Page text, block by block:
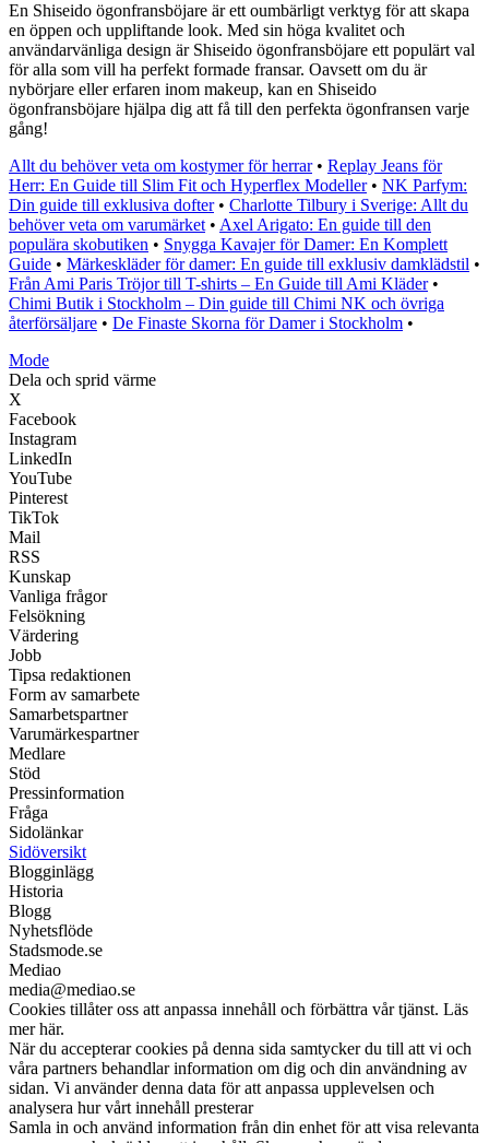
En Shiseido ögonfransböjare är ett oumbärligt verktyg för att skapa
en öppen och uppliftande look. Med sin höga kvalitet och
användarvänliga design är Shiseido ögonfransböjare ett populärt val
för alla som vill ha perfekt formade fransar. Oavsett om du är
nybörjare eller erfaren inom makeup, kan en Shiseido
ögonfransböjare hjälpa dig att få till den perfekta ögonfransen varje
gång!
Allt du behöver veta om kostymer för herrar• Replay Jeans för
Herr: En Guide till Slim Fit och Hyperflex Modeller• NK Parfym:
Din guide till exklusiva dofter• Charlotte Tilbury i Sverige: Allt du
behöver veta om varumärket • Axel Arigato: En guide till den
populära skobutiken • Snygga Kavajer för Damer: En Komplett
Guide • Märkeskläder för damer: En guide till exklusiv damklädstil •
Från Ami Paris Tröjor till T-shirts – En Guide till Ami Kläder•
Chimi Butik i Stockholm – Din guide till Chimi NK och övriga
återförsäljare • De Finaste Skorna för Damer i Stockholm •
Mode
Dela och sprid värme
X
Facebook
Instagram
LinkedIn
YouTube
Pinterest
TikTok
Mail
RSS
Kunskap
Vanliga frågor
Felsökning
Värdering
Jobb
Tipsa redaktionen
Form av samarbete
Samarbetspartner
Varumärkespartner
Medlare
Stöd
Pressinformation
Fråga
Sidolänkar
Sidöversikt
Blogginlägg
Historia
Blogg
Nyhetsflöde
Stadsmode.se
Mediao
media@mediao.se
Cookies tillåter oss att anpassa innehåll och förbättra vår tjänst. Läs
mer här.
När du accepterar cookies på denna sida samtycker du till att vi och
våra partners behandlar information om dig och din användning av
sidan. Vi använder denna data för att anpassa upplevelsen och
analysera hur vårt innehåll presterar
Samla in och använd information från din enhet för att visa relevanta